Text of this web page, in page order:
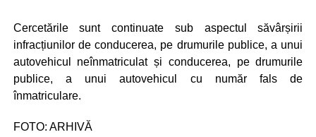
Cercetările sunt continuate sub aspectul săvârșirii
infracțiunilor de conducerea, pe drumurile publice, a unui
autovehicul neînmatriculat și conducerea, pe drumurile
publice, a unui autovehicul cu număr fals de
înmatriculare.
FOTO: ARHIVĂ